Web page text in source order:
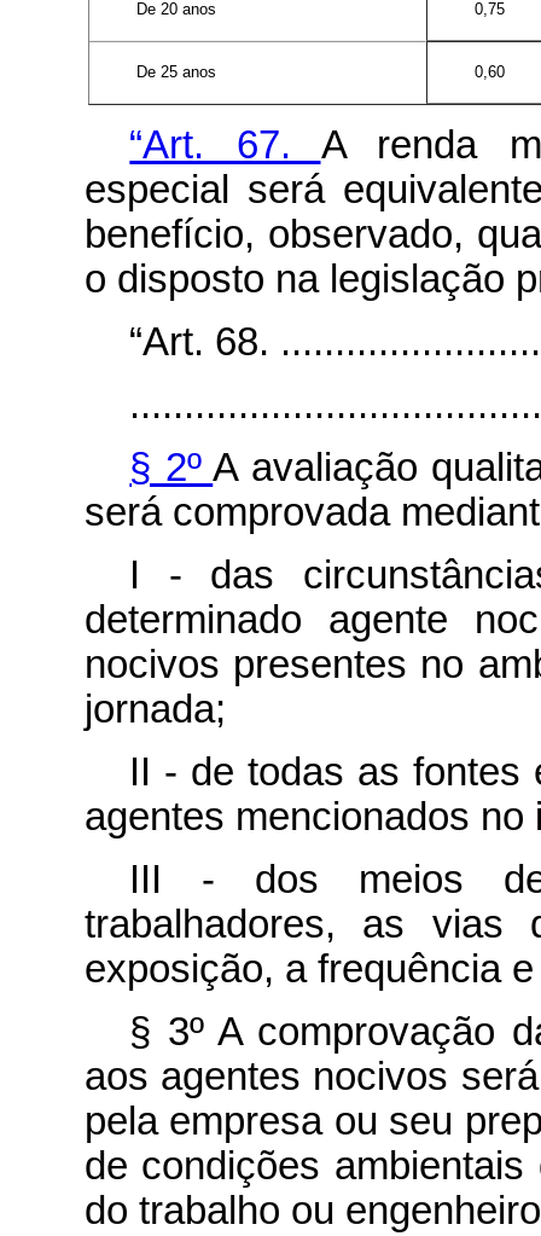
De 20 anos 0,75
De 25 anos 0,60
“Art. 67. A renda
especial será
benefício, observado,
o disposto na legislação
“Art. 68.
§ 2ºA avaliação
será comprovada
I - das
determinado agente
nocivos presentes no
jornada;
II - de todas as fontes
agentes mencionados no
III - dos meios
trabalhadores, as vias
exposição, a frequência
§ 3º A comprovação
aos agentes nocivos
pela empresa ou seu
de condições
do trabalho ou